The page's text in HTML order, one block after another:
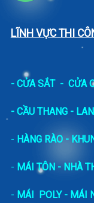
LĨNH VỰC THI
- CỬA SẮT- CỬA
- CẦU THANG -
- HÀNG RÀO -
- MÁI TÔN - NHÀ
- MÁI POLY - MÁI